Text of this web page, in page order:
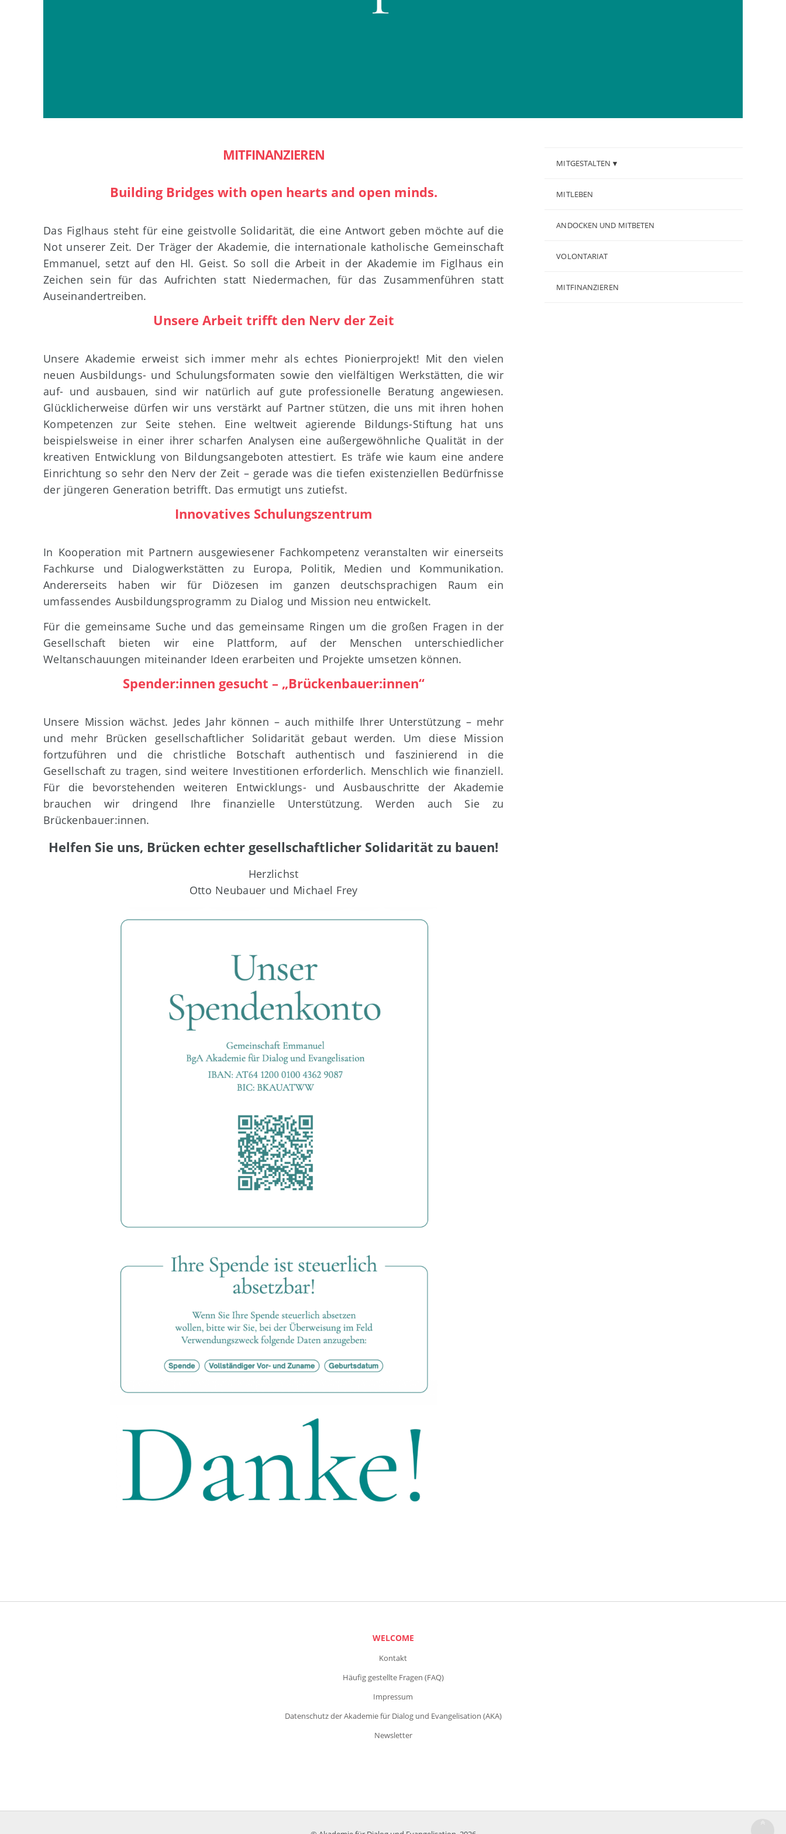
MITFINANZIEREN
Building Bridges with open hearts and open minds.
Das Figlhaus steht für eine geistvolle Solidarität, die eine Antwort geben möchte auf die
Not unserer Zeit. Der Träger der Akademie, die internationale katholische Gemeinschaft
Emmanuel, setzt auf den Hl. Geist. So soll die Arbeit in der Akademie im Figlhaus ein
Zeichen sein für das Aufrichten statt Niedermachen, für das Zusammenführen statt
Auseinandertreiben.
Unsere Arbeit trifft den Nerv der Zeit
Unsere Akademie erweist sich immer mehr als echtes Pionierprojekt! Mit den vielen
neuen Ausbildungs- und Schulungsformaten sowie den vielfältigen Werkstätten, die wir
auf- und ausbauen, sind wir natürlich auf gute professionelle Beratung angewiesen.
Glücklicherweise dürfen wir uns verstärkt auf Partner stützen, die uns mit ihren hohen
Kompetenzen zur Seite stehen. Eine weltweit agierende Bildungs-Stiftung hat uns
beispielsweise in einer ihrer scharfen Analysen eine außergewöhnliche Qualität in der
kreativen Entwicklung von Bildungsangeboten attestiert. Es träfe wie kaum eine andere
Einrichtung so sehr den Nerv der Zeit – gerade was die tiefen existenziellen Bedürfnisse
der jüngeren Generation betrifft. Das ermutigt uns zutiefst.
Innovatives Schulungszentrum
In Kooperation mit Partnern ausgewiesener Fachkompetenz veranstalten wir einerseits
Fachkurse und Dialogwerkstätten zu Europa, Politik, Medien und Kommunikation.
Andererseits haben wir für Diözesen im ganzen deutschsprachigen Raum ein
umfassendes Ausbildungsprogramm zu Dialog und Mission neu entwickelt.
Für die gemeinsame Suche und das gemeinsame Ringen um die großen Fragen in der
Gesellschaft bieten wir eine Plattform, auf der Menschen unterschiedlicher
Weltanschauungen miteinander Ideen erarbeiten und Projekte umsetzen können.
Spender:innen gesucht – „Brückenbauer:innen“
Unsere Mission wächst. Jedes Jahr können – auch mithilfe Ihrer Unterstützung – mehr
und mehr Brücken gesellschaftlicher Solidarität gebaut werden. Um diese Mission
fortzuführen und die christliche Botschaft authentisch und faszinierend in die
Gesellschaft zu tragen, sind weitere Investitionen erforderlich. Menschlich wie finanziell.
Für die bevorstehenden weiteren Entwicklungs- und Ausbauschritte der Akademie
brauchen wir dringend Ihre finanzielle Unterstützung. Werden auch Sie zu
Brückenbauer:innen.
Helfen Sie uns, Brücken echter gesellschaftlicher Solidarität zu bauen!
Herzlichst
Otto Neubauer und Michael Frey
MITGESTALTEN
MITLEBEN
ANDOCKEN UND MITBETEN
VOLONTARIAT
MITFINANZIEREN
WELCOME
Kontakt
Häufig gestellte Fragen (FAQ)
Impressum
Datenschutz der Akademie für Dialog und Evangelisation (AKA)
Newsletter